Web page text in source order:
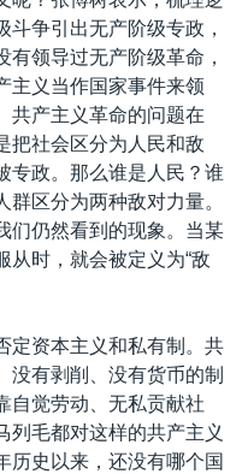
争引出无产阶级专政，
领导过无产阶级革命，
主义当作国家事件来领
共产主义革命的问题在
把社会区分为人民和敌
专政。那么谁是人民？谁
区分为两种敌对力量。
们仍然看到的现象。当某
从时，就会被定义为“敌
定资本主义和私有制。共
没有剥削、没有货币的制
自觉劳动、无私贡献社
列毛都对这样的共产主义
历史以来，还没有哪个国